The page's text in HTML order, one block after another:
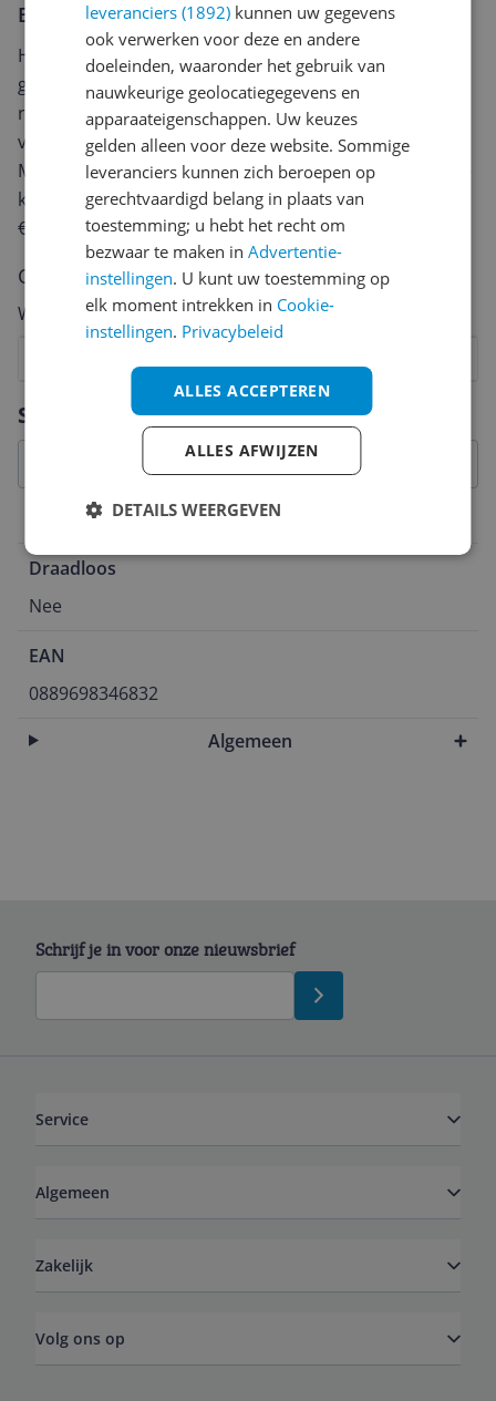
Specificaties
Aansluitingen
Draadloos
Nee
EAN
0889698346832
Algemeen
Er zijn nog geen reviews geschreven
Heb jij dit product in bezit en wil je graag je mening
geven? Start dan hieronder met het schrijven van je
review. Afhankelijk van de details duurt het schrijven
van een review gemiddeld tussen de 3 en 10 minuten.
Met jouw mening help je andere bezoekers een betere
keuze te maken én maak je iedere maand kans op
€250,-!
Klik hier voor de actievoorwaarden.
Cijfer
Welk cijfer geef jij dit product?
Vraag 1 van 4
Schrijf je in voor onze nieuwsbrief
Service
Algemeen
Zakelijk
Volg ons op
leveranciers (1892) kunnen uw gegevens
ook verwerken voor deze en andere
doeleinden, waaronder het gebruik van
nauwkeurige geolocatiegegevens en
apparaateigenschappen. Uw keuzes
gelden alleen voor deze website. Sommige
leveranciers kunnen zich beroepen op
gerechtvaardigd belang in plaats van
toestemming; u hebt het recht om
bezwaar te maken inAdvertentie-
instellingen. U kunt uw toestemming op
elk moment intrekken in Cookie-
instellingen. Privacybeleid
ALLES ACCEPTEREN
ALLES AFWIJZEN
DETAILS WEERGEVEN